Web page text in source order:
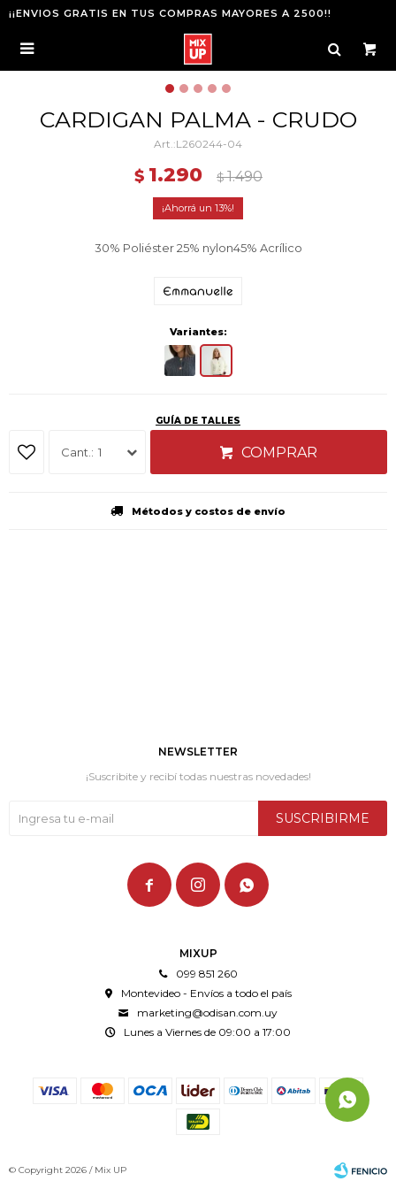
¡¡ENVIOS GRATIS EN TUS COMPRAS MAYORES A 2500!!

CARDIGAN PALMA - CRUDO
L260244-04
$ 1.290 $ 1.490
13
30% Poliéster 25% nylon45% Acrílico
Variantes:
GUÍA DE TALLES
1 COMPRAR
Métodos y costos de envío
MIXUP
099 851 260
Montevideo - Envíos a todo el país
marketing@odisan.com.uy
Lunes a Viernes de 09:00 a 17:00
NEWSLETTER
¡Suscribite y recibí todas nuestras novedades!
SUSCRIBIRME
  
© Copyright 2026 / Mix UP